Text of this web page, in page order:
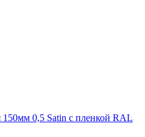
0,5 Satin с пленкой RAL